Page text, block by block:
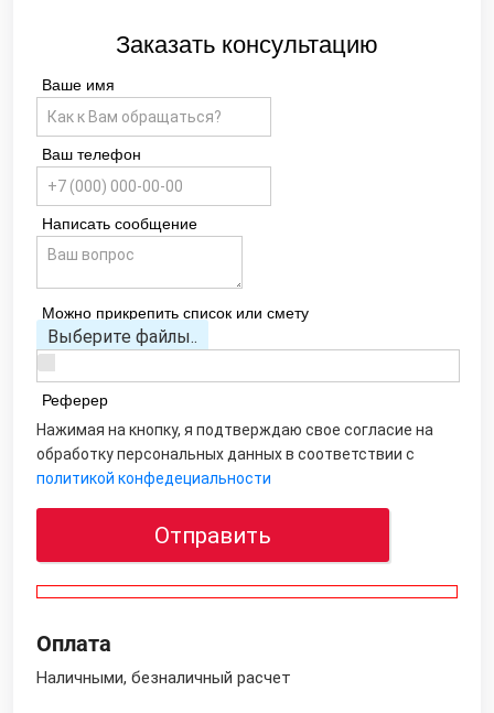
Заказать консультацию
Ваше имя
Ваш телефон
Написать сообщение
Можно прикрепить список или смету
Выберите файлы..
Реферер
Нажимая на кнопку, я подтверждаю свое согласие на
обработку персональных данных в соответствии с
политикой конфедециальности
Отправить
Оплата
Наличными, безналичный расчет